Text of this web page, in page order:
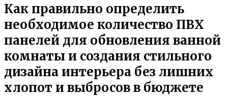
Как правильно определить
необходимое количество ПВХ
панелей для обновления ванной
комнаты и создания стильного
дизайна интерьера без лишних
хлопот и выбросов в бюджете